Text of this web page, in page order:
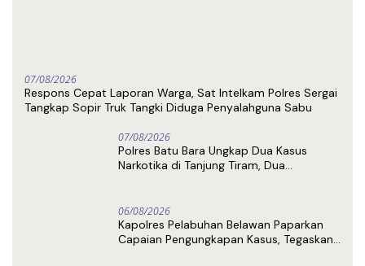
07/08/2026
Respons Cepat Laporan Warga, Sat Intelkam Polres Sergai
Tangkap Sopir Truk Tangki Diduga Penyalahguna Sabu
07/08/2026
Polres Batu Bara Ungkap Dua Kasus
Narkotika di Tanjung Tiram, Dua
06/08/2026
Kapolres Pelabuhan Belawan Paparkan
Capaian Pengungkapan Kasus, Tegaskan